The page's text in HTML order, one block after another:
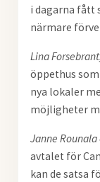
i dagarna fått
närmare
Lina
öppethus
nya lokaler
möjligheter
Janne
avtalet för
kan de satsa